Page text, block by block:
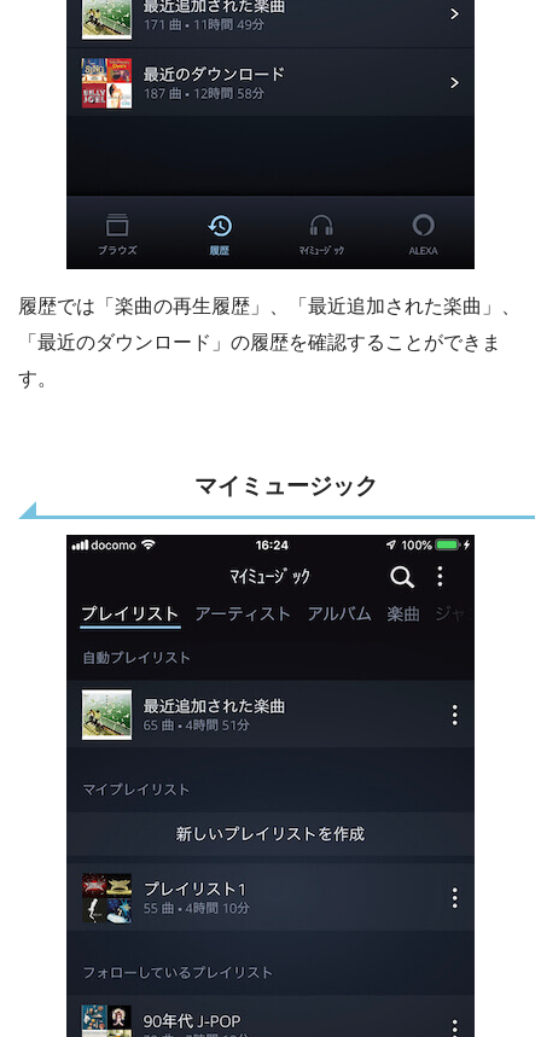
履歴では「楽曲の再生履歴」、「最近追加された楽曲」、
「最近のダウンロード」の履歴を確認することができま
す。
マイミュージック